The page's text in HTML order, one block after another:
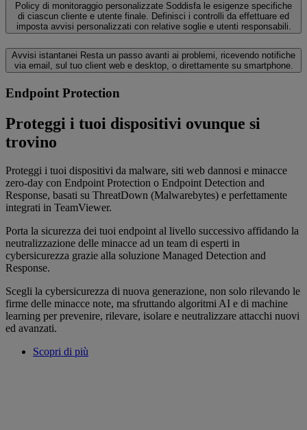
Policy di monitoraggio personalizzate Soddisfa le esigenze specifiche
di ciascun cliente e utente finale. Definisci i controlli da effettuare ed
imposta avvisi personalizzati con relative soglie e utenti responsabili.
Avvisi istantanei Resta un passo avanti ai problemi, ricevendo notifiche
via email, sul tuo client web e desktop, o direttamente su smartphone.
Endpoint Protection
Proteggi i tuoi dispositivi ovunque si
trovino
Proteggi i tuoi dispositivi da malware, siti web dannosi e minacce
zero-day con Endpoint Protection o Endpoint Detection and
Response, basati su ThreatDown (Malwarebytes) e perfettamente
integrati in TeamViewer.
Porta la sicurezza dei tuoi endpoint al livello successivo affidando la
neutralizzazione delle minacce ad un team di esperti in
cybersicurezza grazie alla soluzione Managed Detection and
Response.
Scegli la cybersicurezza di nuova generazione, non solo rilevando le
firme delle minacce note, ma sfruttando algoritmi AI e di machine
learning per prevenire, rilevare, isolare e neutralizzare attacchi nuovi
ed avanzati.
Scopri di più